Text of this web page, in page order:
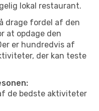
lokal restaurant.
drage fordel af den
at opdage den
er hundredvis af
der kan teste
de bedste aktiviteter